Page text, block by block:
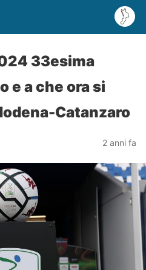
33esima
e a che ora si
Catanzaro
2 anni fa